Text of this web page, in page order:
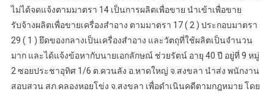
ไม่ได้จดแจ้งตามมาตรา 14 เป็นการผลิตเพื่อขาย นำเข้าเพื่อขาย
รับจ้างผลิตเพื่อขายเครื่องสำอาง ตามมาตรา 17 ( 2 ) ประกอบมาตรา
29 ( 1 ) ยึดของกลางเป็นเครื่องสำอาง และวัตถุที่ใช้ผลิตเป็นจำนวน
มาก และได้แจ้งข้อหากับนายเอกลักษณ์ ช่วยรัตน์ อายุ 40 ปี อยู่ที่ 9 หมู่
2 ซอยประชาอุทิศ 1/6 ต.ควนลัง อ.หาดใหญ่ จ.สงขลา นำส่ง พนักงาน
สอบสวน สภ.คลองหอยโข่ง จ.สงขลา เพื่อดำเนินคดีตามกฎหมาย โดย